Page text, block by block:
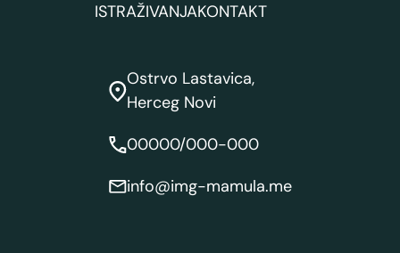
ISTRAŽIVANJAKONTAKT
Ostrvo Lastavica,
Herceg Novi
00000/000-000
info@img-mamula.me